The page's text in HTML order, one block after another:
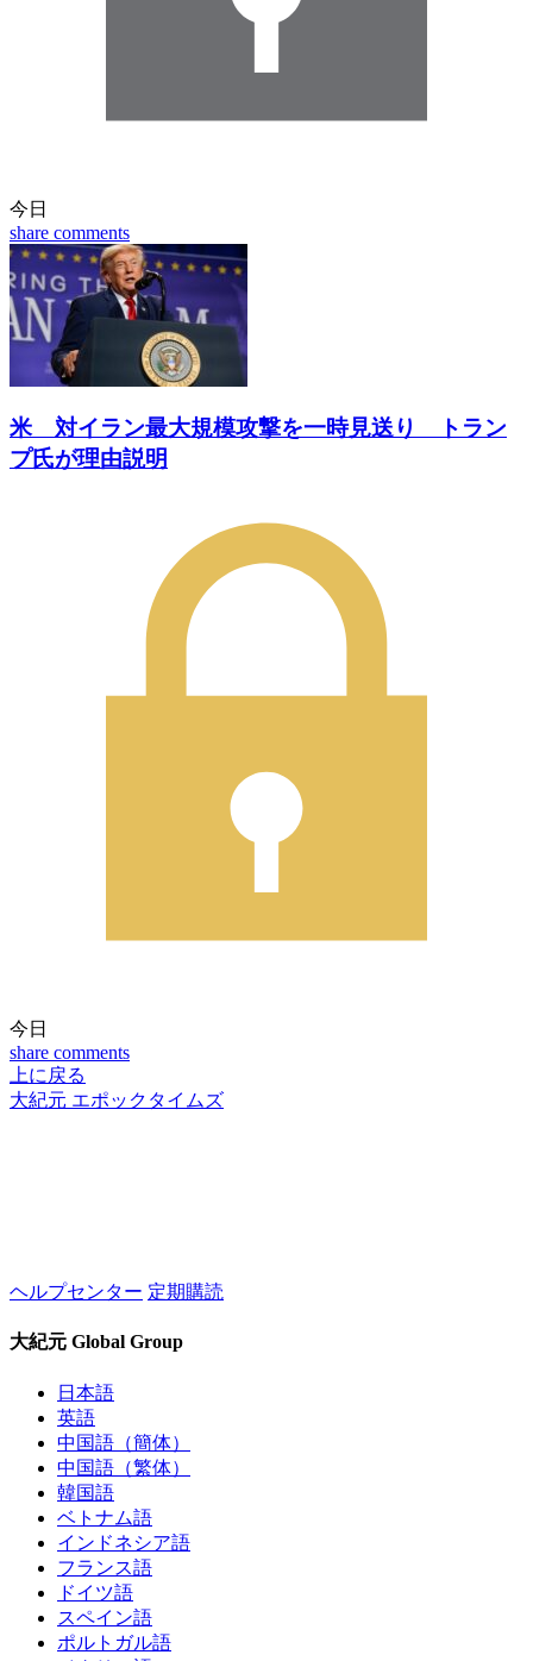
今日
share comments
米 対イラン最大規模攻撃を一時見送り トラン
プ氏が理由説明
今日
share comments
上に戻る
大紀元 エポックタイムズ
ヘルプセンター 定期購読
大紀元 Global Group
日本語
英語
中国語（簡体）
中国語（繁体）
韓国語
ベトナム語
インドネシア語
フランス語
ドイツ語
スペイン語
ポルトガル語